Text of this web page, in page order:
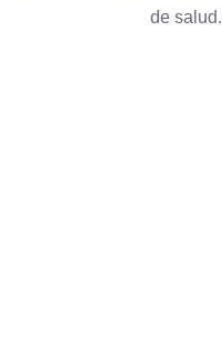
de salud.